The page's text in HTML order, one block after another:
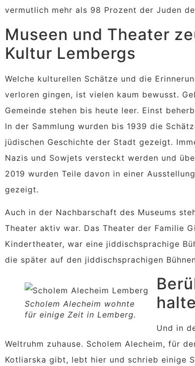
vermutlich mehr als 98 Prozent der Juden
Museen und Theater
Kultur Lembergs
Welche kulturellen Schätze und die
verloren gingen, ist vielen kaum bewusst.
Gemeinde stehen bis heute leer. Einst
In der Sammlung wurden bis 1939 die
jüdischen Geschichte der Stadt gezeigt.
Nazis und Sowjets versteckt werden und
2019 wurden Teile davon in einer
gezeigt.
Auch in der Nachbarschaft des Museums
Theater aktiv war. Das Theater der Familie
Kindertheater, war eine jiddischsprachige
die später auf den jiddischsprachigen
Scholem Alecheim wohnte
für einige Zeit in Lemberg.
Und in
Weltruhm zuhause. Scholem Alecheim, für
Kotliarska gibt, lebt hier und schrieb einige